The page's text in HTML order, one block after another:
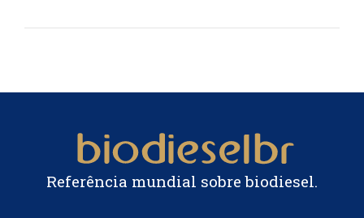
Referência mundial sobre biodiesel.